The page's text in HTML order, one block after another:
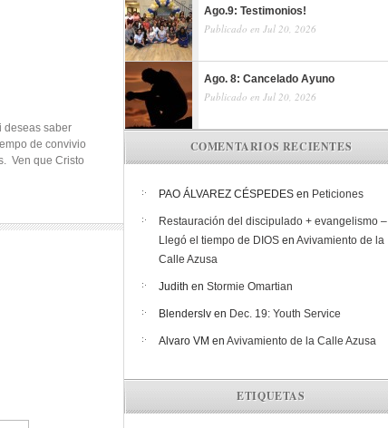
deseas saber
de convivio
Ven que Cristo
Ago.9: Testimonios!
Publicado en Jul 20, 2026
Ago. 8: Cancelado Ayuno
Publicado en Jul 20, 2026
COMENTARIOS RECIENTES
PAO ÁLVAREZ CÉSPEDES en Peticiones
Restauración del discipulado + evangelismo –
Llegó el tiempo de DIOS en Avivamiento de la
Calle Azusa
Judith en Stormie Omartian
Blenderslv en Dec. 19: Youth Service
Alvaro VM en Avivamiento de la Calle Azusa
ETIQUETAS